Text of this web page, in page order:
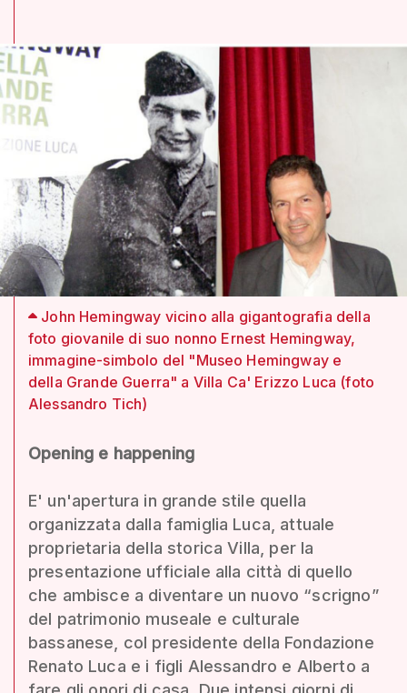
John Hemingway vicino alla gigantografia della
foto giovanile di suo nonno Ernest Hemingway,
immagine-simbolo del "Museo Hemingway e
della Grande Guerra" a Villa Ca' Erizzo Luca (foto
Alessandro Tich)
Opening e happening
E' un'apertura in grande stile quella
organizzata dalla famiglia Luca, attuale
proprietaria della storica Villa, per la
presentazione ufficiale alla città di quello
che ambisce a diventare un nuovo “scrigno”
del patrimonio museale e culturale
bassanese, col presidente della Fondazione
Renato Luca e i figli Alessandro e Alberto a